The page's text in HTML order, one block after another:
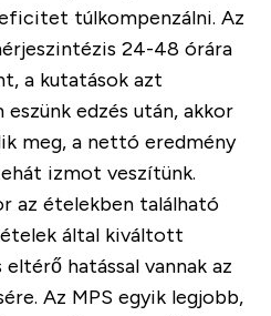
túlkompenzálni. Az
24-48 órára
a kutatások azt
eszünk edzés után, akkor
meg, a nettó eredmény
izmot veszítünk.
az ételekben található
által kiváltott
hatással vannak az
Az MPS egyik legjobb,